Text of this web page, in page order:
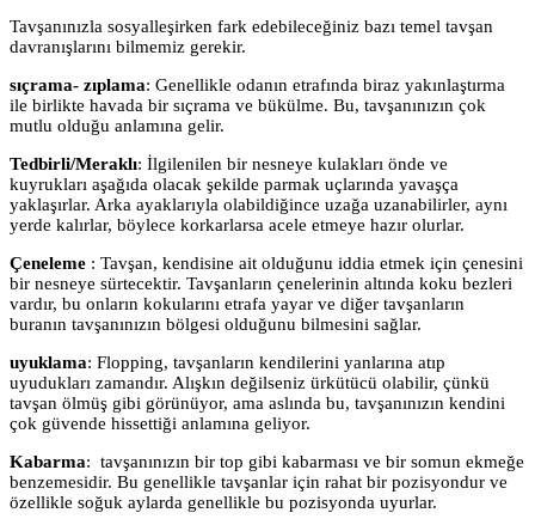
Tavşanınızla sosyalleşirken fark edebileceğiniz bazı temel tavşan
davranışlarını bilmemiz gerekir.
sıçrama- zıplama: Genellikle odanın etrafında biraz yakınlaştırma
ile birlikte havada bir sıçrama ve bükülme. Bu, tavşanınızın çok
mutlu olduğu anlamına gelir.
Tedbirli/Meraklı: İlgilenilen bir nesneye kulakları önde ve
kuyrukları aşağıda olacak şekilde parmak uçlarında yavaşça
yaklaşırlar. Arka ayaklarıyla olabildiğince uzağa uzanabilirler, aynı
yerde kalırlar, böylece korkarlarsa acele etmeye hazır olurlar.
Çeneleme : Tavşan, kendisine ait olduğunu iddia etmek için çenesini
bir nesneye sürtecektir. Tavşanların çenelerinin altında koku bezleri
vardır, bu onların kokularını etrafa yayar ve diğer tavşanların
buranın tavşanınızın bölgesi olduğunu bilmesini sağlar.
uyuklama: Flopping, tavşanların kendilerini yanlarına atıp
uyudukları zamandır. Alışkın değilseniz ürkütücü olabilir, çünkü
tavşan ölmüş gibi görünüyor, ama aslında bu, tavşanınızın kendini
çok güvende hissettiği anlamına geliyor.
Kabarma: tavşanınızın bir top gibi kabarması ve bir somun ekmeğe
benzemesidir. Bu genellikle tavşanlar için rahat bir pozisyondur ve
özellikle soğuk aylarda genellikle bu pozisyonda uyurlar.